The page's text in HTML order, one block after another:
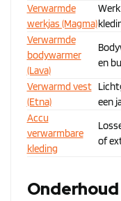
Verwarmde
werkjas (Magma)
Verwarmde
bodywarmer
(Lava)
en
Verwarmd vest
(Etna)
een
Accu
verwarmbare
kleding
of